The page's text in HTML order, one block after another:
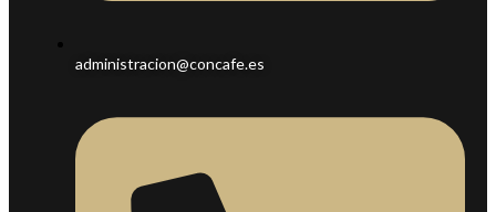
administracion@concafe.es